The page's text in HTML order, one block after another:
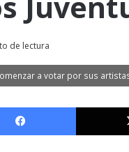
de lectura
a votar por sus
Facebook